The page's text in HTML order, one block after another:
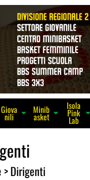
Giova
nili arrow_drop_down Minib
asket arrow_drop_down
Isola
Pink
Lab
>Dirigenti